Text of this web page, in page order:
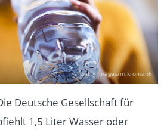
© Getty Images/mikroman6
Deutsche Gesellschaft für
1,5 Liter Wasser oder